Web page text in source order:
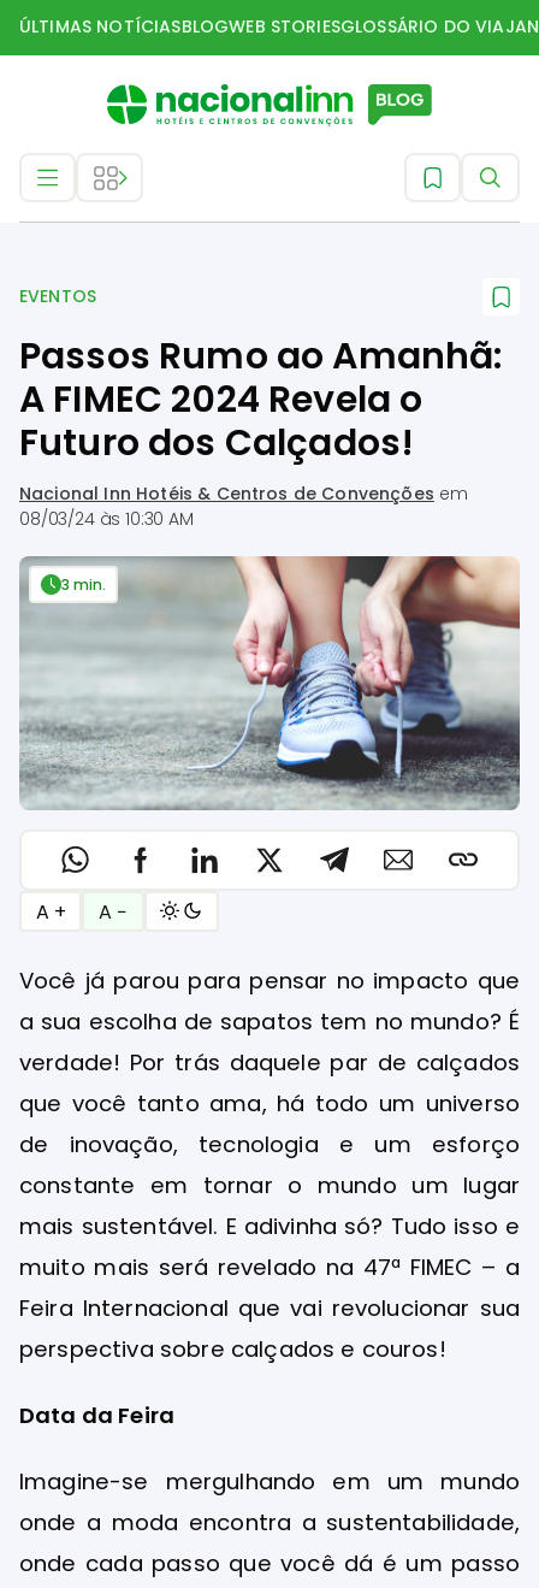
ÚLTIMAS NOTÍCIASBLOGWEB STORIESGLOSSÁRIO DO
EVENTOS
Passos Rumo ao Amanhã:
A FIMEC 2024 Revela o
Futuro dos Calçados!
Nacional Inn Hotéis & Centros de Convenções em
08/03/24 às 10:30 AM
3 min.
A + A −
Você já parou para pensar no impacto que
a sua escolha de sapatos tem no mundo? É
verdade! Por trás daquele par de calçados
que você tanto ama, há todo um universo
de inovação, tecnologia e um esforço
constante em tornar o mundo um lugar
mais sustentável. E adivinha só? Tudo isso e
muito mais será revelado na 47ª FIMEC – a
Feira Internacional que vai revolucionar sua
perspectiva sobre calçados e couros!
Data da Feira
Imagine-se mergulhando em um mundo
onde a moda encontra a sustentabilidade,
onde cada passo que você dá é um passo